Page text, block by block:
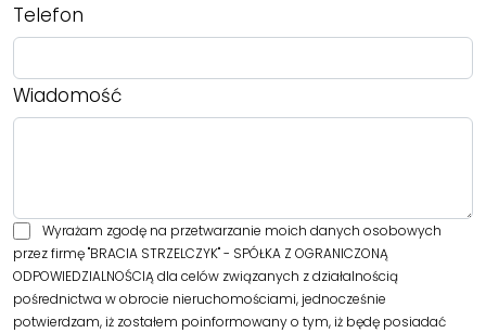
Telefon
Wiadomość
Wyrażam zgodę na przetwarzanie moich danych osobowych
przez firmę "BRACIA STRZELCZYK" - SPÓŁKA Z OGRANICZONĄ
ODPOWIEDZIALNOŚCIĄ dla celów związanych z działalnością
pośrednictwa w obrocie nieruchomościami, jednocześnie
potwierdzam, iż zostałem poinformowany o tym, iż będę posiadać